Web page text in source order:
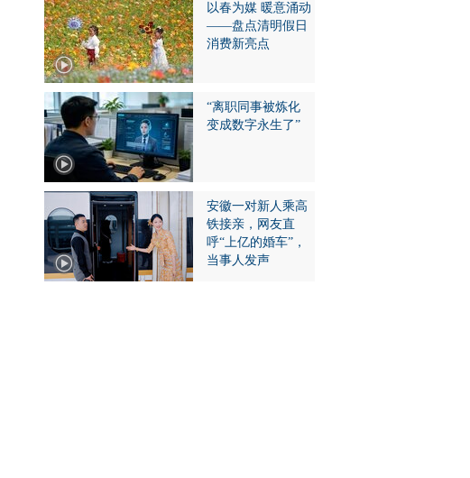
以春为媒 暖意涌动
——盘点清明假日
消费新亮点
“离职同事被炼化
变成数字永生了”
安徽一对新人乘高
铁接亲，网友直
呼“上亿的婚车”，
当事人发声